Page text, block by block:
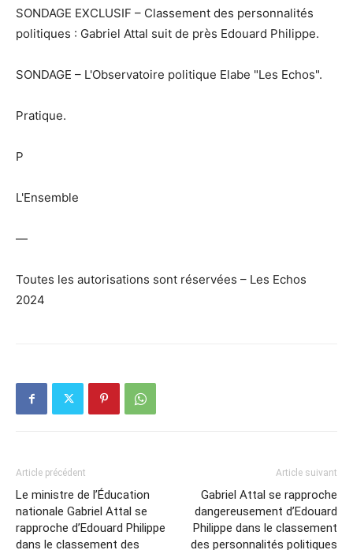
SONDAGE EXCLUSIF – Classement des personnalités
politiques : Gabriel Attal suit de près Edouard Philippe.
SONDAGE – L'Observatoire politique Elabe "Les Echos".
Pratique.
P
L'Ensemble
—
Toutes les autorisations sont réservées – Les Echos
2024
Article précédent
Le ministre de l’Éducation
nationale Gabriel Attal se
rapproche d’Edouard Philippe
dans le classement des
Article suivant
Gabriel Attal se rapproche
dangereusement d’Edouard
Philippe dans le classement
des personnalités politiques